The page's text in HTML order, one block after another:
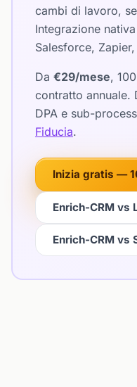
cambi di lavoro,
Integrazione
Salesforce,
Da €29/mese,
contratto annuale.
DPA e sub-
Fiducia.
Inizia gratis —
Enrich-CRM vs
Enrich-CRM vs